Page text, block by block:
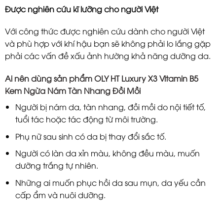
Được nghiên cứu kĩ lưỡng cho người Việt
Với công thức được nghiên cứu dành cho người Việt
và phù hợp với khí hậu bạn sẽ không phải lo lắng gặp
phải các vấn đề xấu ảnh hường khả năng dưỡng da.
Ai nên dùng sản phẩm OLY HT Luxury X3 Vitamin B5
Kem Ngừa Nám Tàn Nhang Đồi Mồi
Người bị nám da, tàn nhang, đồi mồi do nội tiết tố,
tuổi tác hoặc tác động từ môi trường.
Phụ nữ sau sinh có da bị thay đổi sắc tố.
Người có làn da xỉn màu, không đều màu, muốn
dưỡng trắng tự nhiên.
Những ai muốn phục hồi da sau mụn, da yếu cần
cấp ẩm và nuôi dưỡng.